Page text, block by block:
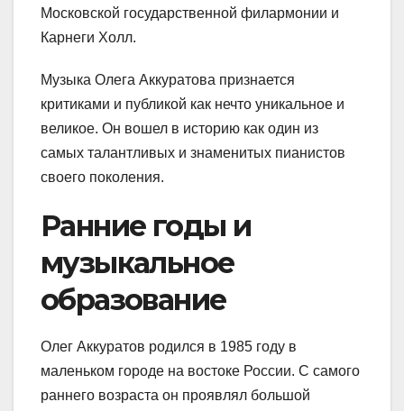
Московской государственной филармонии и
Карнеги Холл.
Музыка Олега Аккуратова признается
критиками и публикой как нечто уникальное и
великое. Он вошел в историю как один из
самых талантливых и знаменитых пианистов
своего поколения.
Ранние годы и
музыкальное
образование
Олег Аккуратов родился в 1985 году в
маленьком городе на востоке России. C самого
раннего возраста он проявлял большой